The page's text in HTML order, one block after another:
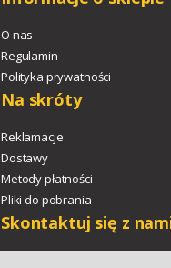
O nas
Regulamin
Polityka prywatności
Na skróty
Reklamacje
Dostawy
Metody płatności
Pliki do pobrania
Skontaktuj się z